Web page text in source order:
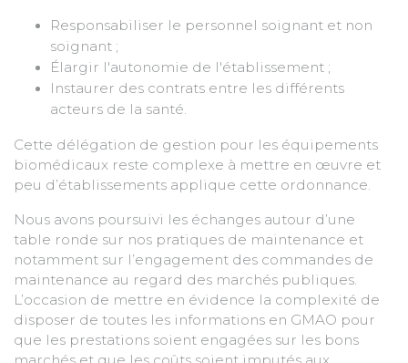
Responsabiliser le personnel soignant et non
soignant ;
Élargir l'autonomie de l'établissement ;
Instaurer des contrats entre les différents
acteurs de la santé.
Cette délégation de gestion pour les équipements
biomédicaux reste complexe à mettre en œuvre et
peu d’établissements applique cette ordonnance.
Nous avons poursuivi les échanges autour d’une
table ronde sur nos pratiques de maintenance et
notamment sur l’engagement des commandes de
maintenance au regard des marchés publiques.
L’occasion de mettre en évidence la complexité de
disposer de toutes les informations en GMAO pour
que les prestations soient engagées sur les bons